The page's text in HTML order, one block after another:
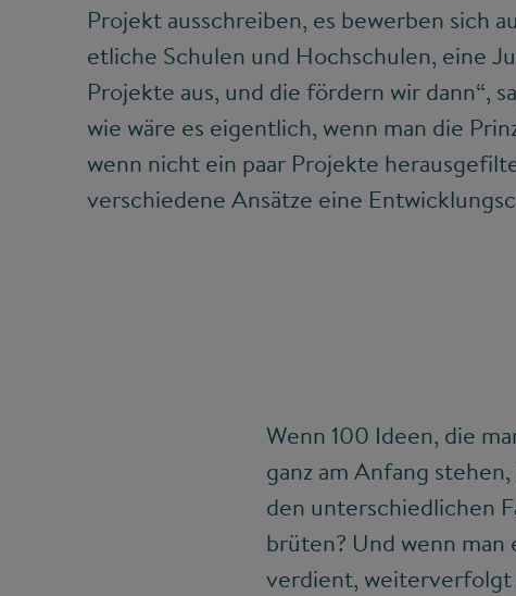
Projekt ausschreiben, es bewerben sich
etliche Schulen und Hochschulen, eine
Projekte aus, und die fördern wir dann“,
wie wäre es eigentlich, wenn man die
wenn nicht ein paar Projekte
verschiedene Ansätze eine
Wenn 100 Ideen, die
ganz am Anfang
den unterschiedlichen
brüten? Und wenn
verdient, weiterverfolgt